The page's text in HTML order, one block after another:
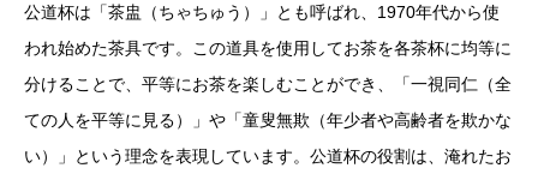
公道杯は「茶盅（ちゃちゅう）」とも呼ばれ、1970年代から使
われ始めた茶具です。この道具を使用してお茶を各茶杯に均等に
分けることで、平等にお茶を楽しむことができ、「一視同仁（全
ての人を平等に見る）」や「童叟無欺（年少者や高齢者を欺かな
い）」という理念を表現しています。公道杯の役割は、淹れたお